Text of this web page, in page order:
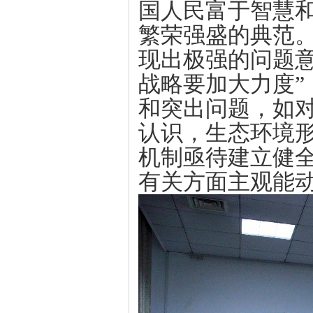
国人民富于智慧
繁荣强盛的典范
现出极强的问题
战略要加大力度
和突出问题，如
认识，生态环境
机制亟待建立健
有关方面主观能